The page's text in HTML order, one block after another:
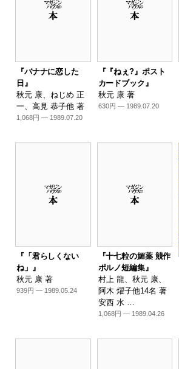
『バナナに恋した
日』
秋元 康、ねじめ 正
一、高見 恭子他 著
1,068円 — 1989.07.20
『『ねぇ?』ポスト
カードブック』
秋元 康 著
630円 — 1989.07.20
『「君らしくない
ね」』
秋元 康 著
939円 — 1989.05.24
『十七粒の媚薬 競作
ポルノ短編集』
村上 龍、秋元 康、
阿木 燿子他14名 著
安西 水 …
1,068円 — 1989.04.26